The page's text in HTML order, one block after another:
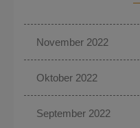
November 2022
Oktober 2022
September 2022